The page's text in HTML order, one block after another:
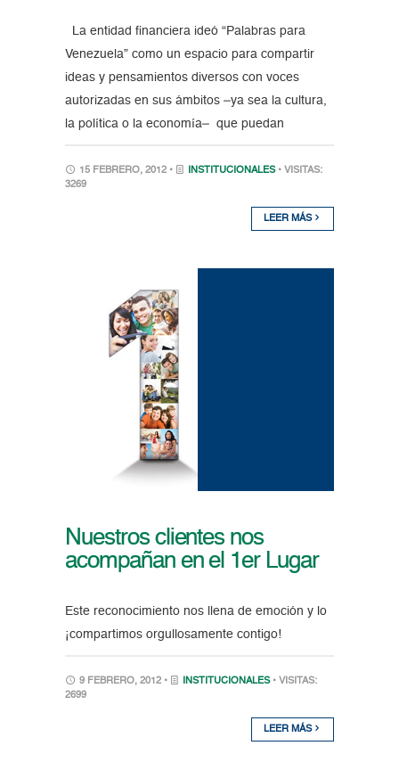
La entidad financiera ideó “Palabras para
Venezuela” como un espacio para compartir
ideas y pensamientos diversos con voces
autorizadas en sus ámbitos –ya sea la cultura,
la política o la economía– que puedan
15 FEBRERO, 2012 • INSTITUCIONALES • VISITAS:
3269
LEER MÁS
Nuestros clientes nos
acompañan en el 1er Lugar
Este reconocimiento nos llena de emoción y lo
¡compartimos orgullosamente contigo!
9 FEBRERO, 2012 • INSTITUCIONALES • VISITAS:
2699
LEER MÁS